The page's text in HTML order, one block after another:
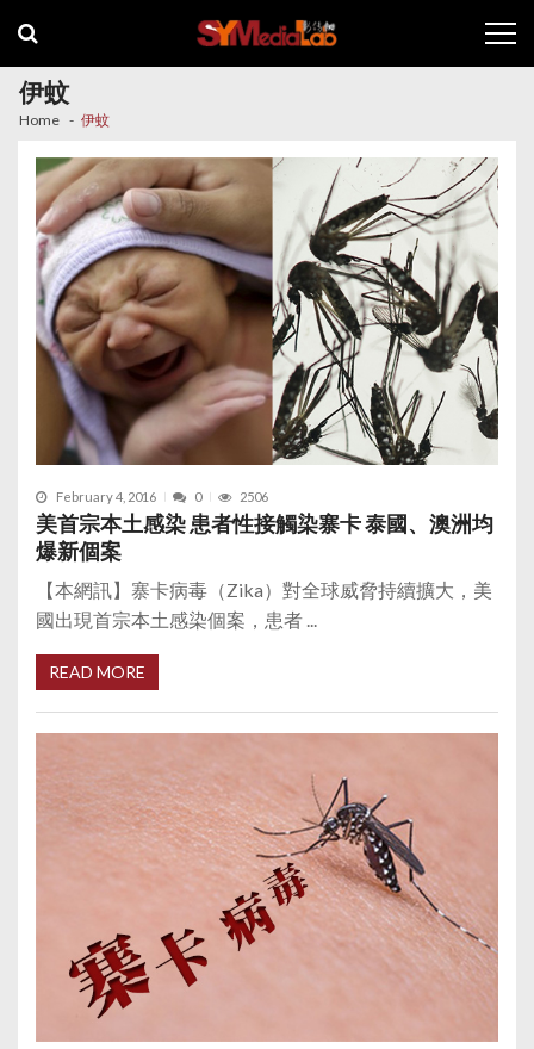
navigation
content
伊蚊
Home 伊蚊
February 4, 2016 0 2506
美首宗本土感染 患者性接觸染寨卡 泰國、澳洲均
爆新個案
【本網訊】寨卡病毒（Zika）對全球威脅持續擴大，美
國出現首宗本土感染個案，患者 ...
READ MORE